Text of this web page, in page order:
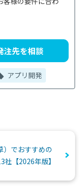
注先を相談
アプリ開発
）でおすすめの
社【2026年版】